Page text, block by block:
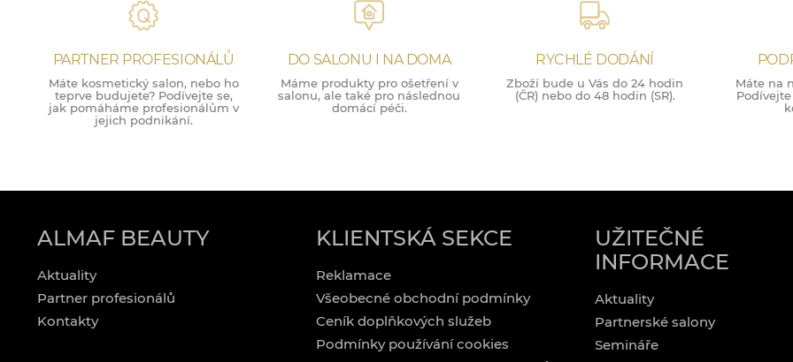
PARTNER PROFESIONÁLŮ
Máte kosmetický salon, nebo ho
teprve budujete? Podívejte se,
jak pomáháme profesionálům v
jejich podnikání.
DO SALONU I NA DOMA
Máme produkty pro ošetření v
salonu, ale také pro následnou
domácí péči.
RYCHLÉ DODÁNÍ
Zboží bude u Vás do 24 hodin
(ČR) nebo do 48 hodin (SR).
Máte na
ALMAF BEAUTY
Aktuality
Partner profesionálů
Kontakty
KLIENTSKÁ SEKCE
Reklamace
Všeobecné obchodní podmínky
Ceník doplňkových služeb
Podmínky používání cookies
UŽITEČNÉ
INFORMACE
Aktuality
Partnerské salony
Semináře